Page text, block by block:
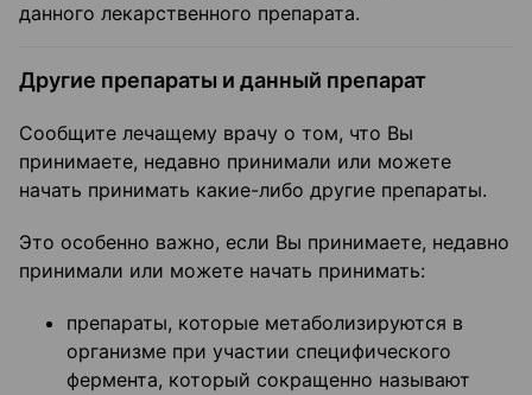
данного лекарственного препарата.
Другие препараты и данный препарат
Сообщите лечащему врачу о том, что Вы
принимаете, недавно принимали или можете
начать принимать какие-либо другие препараты.
Это особенно важно, если Вы принимаете, недавно
принимали или можете начать принимать:
препараты, которые метаболизируются в
организме при участии специфического
фермента, который сокращенно называют